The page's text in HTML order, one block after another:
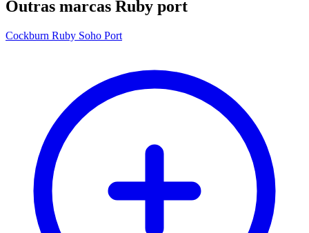
Outras marcas Ruby port
Cockburn Ruby Soho Port